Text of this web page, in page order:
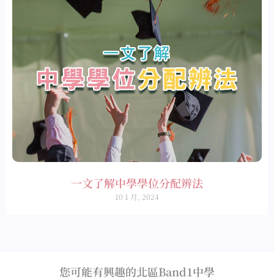
一文了解中學學位分配辨法
10 1 月, 2024
您可能有興趣的北區Band1中學